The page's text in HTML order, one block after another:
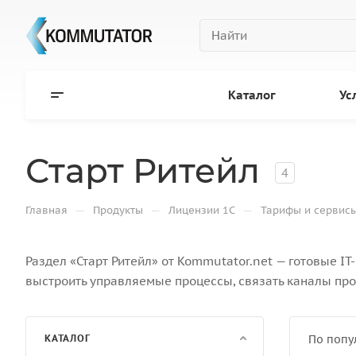
Каталог
Старт Ритейл 4
Главная — Продукты — Лицензии 1С — Тарифы и
Раздел «Старт Ритейл» от Kommutator.net — готовые
выстроить управляемые процессы, связать каналы
По
КАТАЛОГ